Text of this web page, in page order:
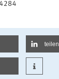
teilen